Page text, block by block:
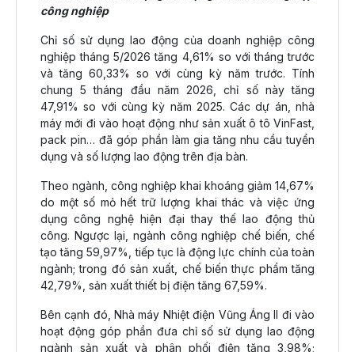
công nghiệp
Chỉ số sử dụng lao động của doanh nghiệp công
nghiệp tháng 5/2026 tăng 4,61% so với tháng trước
và tăng 60,33% so với cùng kỳ năm trước. Tính
chung 5 tháng đầu năm 2026, chỉ số này tăng
47,91% so với cùng kỳ năm 2025. Các dự án, nhà
máy mới đi vào hoạt động như sản xuất ô tô VinFast,
pack pin… đã góp phần làm gia tăng nhu cầu tuyển
dụng và số lượng lao động trên địa bàn.
Theo ngành, công nghiệp khai khoáng giảm 14,67%
do một số mỏ hết trữ lượng khai thác và việc ứng
dụng công nghệ hiện đại thay thế lao động thủ
công. Ngược lại, ngành công nghiệp chế biến, chế
tạo tăng 59,97%, tiếp tục là động lực chính của toàn
ngành; trong đó sản xuất, chế biến thực phẩm tăng
42,79%, sản xuất thiết bị điện tăng 67,59%.
Bên cạnh đó, Nhà máy Nhiệt điện Vũng Áng II đi vào
hoạt động góp phần đưa chỉ số sử dụng lao động
ngành sản xuất và phân phối điện tăng 3,98%;